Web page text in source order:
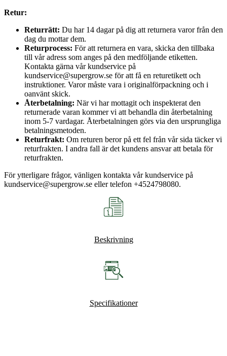
Retur:
Returrätt: Du har 14 dagar på dig att returnera varor från den
dag du mottar dem.
Returprocess: För att returnera en vara, skicka den tillbaka
till vår adress som anges på den medföljande etiketten.
Kontakta gärna vår kundservice på
kundservice@supergrow.se för att få en returetikett och
instruktioner. Varor måste vara i originalförpackning och i
oanvänt skick.
Återbetalning: När vi har mottagit och inspekterat den
returnerade varan kommer vi att behandla din återbetalning
inom 5-7 vardagar. Återbetalningen görs via den ursprungliga
betalningsmetoden.
Returfrakt: Om returen beror på ett fel från vår sida täcker vi
returfrakten. I andra fall är det kundens ansvar att betala för
returfrakten.
För ytterligare frågor, vänligen kontakta vår kundservice på
kundservice@supergrow.se eller telefon +4524798080.
Beskrivning
Specifikationer